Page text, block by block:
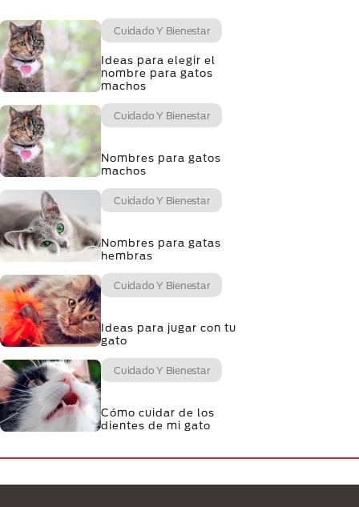
Cuidado Y Bienestar
Ideas para elegir el
nombre para gatos
machos
Cuidado Y Bienestar
Nombres para gatos
machos
Cuidado Y Bienestar
Nombres para gatas
hembras
Cuidado Y Bienestar
Ideas para jugar con tu
gato
Cuidado Y Bienestar
Cómo cuidar de los
dientes de mi gato